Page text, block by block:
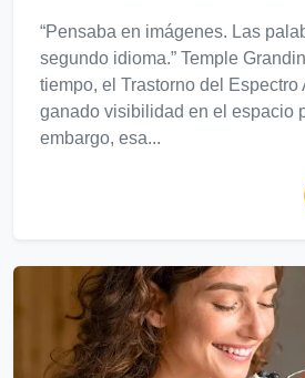
“Pensaba en imágenes. Las
segundo idioma.” Temple
tiempo, el Trastorno del Espectro
ganado visibilidad en el espacio
embargo, esa...